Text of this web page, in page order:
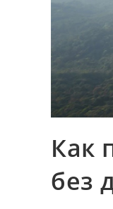
Как
без